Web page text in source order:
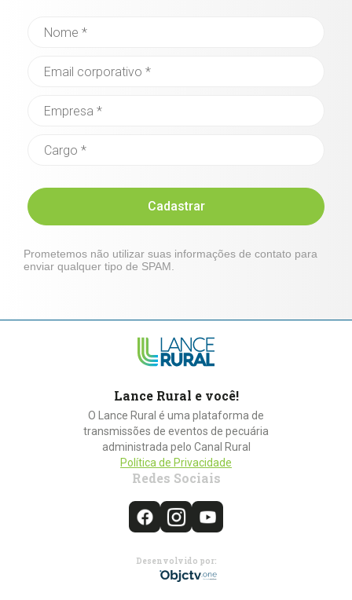
Cadastrar
Prometemos não utilizar suas informações de contato para
enviar qualquer tipo de SPAM.
Lance Rural e você!
O Lance Rural é uma plataforma de
transmissões de eventos de pecuária
administrada pelo Canal Rural
Política de Privacidade
Redes Sociais
Desenvolvido por: